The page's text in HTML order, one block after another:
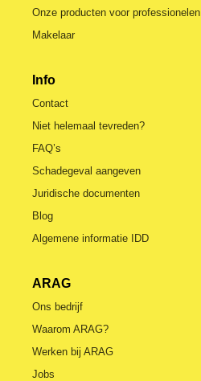
Onze producten voor professionelen
Makelaar
Info
Contact
Niet helemaal tevreden?
FAQ’s
Schadegeval aangeven
Juridische documenten
Blog
Algemene informatie IDD
ARAG
Ons bedrijf
Waarom ARAG?
Werken bij ARAG
Jobs